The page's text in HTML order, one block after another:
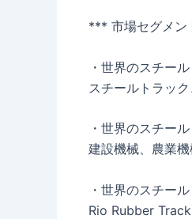
*** 市場セグメ
・世界のスチー
スチールトラッ
・世界のスチー
建設機械、農業
・世界のスチー
Rio Rubber